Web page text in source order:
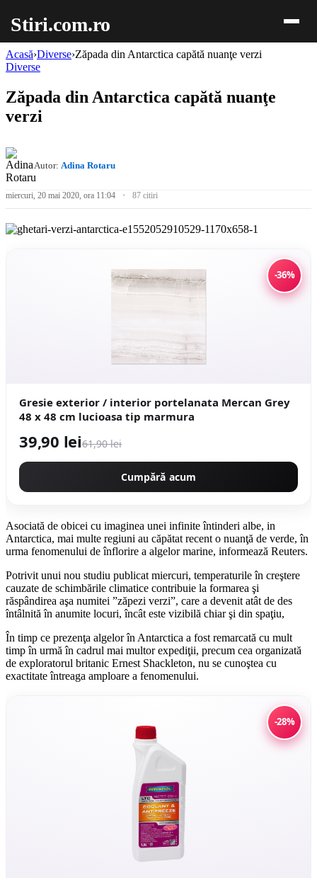
Stiri.com.ro
Acasă›Diverse›Zăpada din Antarctica capătă nuanţe verzi
Diverse
Zăpada din Antarctica capătă nuanţe
verzi
Autor: Adina Rotaru
miercuri, 20 mai 2020, ora 11:04 87 citiri
-36%
Gresie exterior / interior portelanata Mercan Grey
48 x 48 cm lucioasa tip marmura
39,90 lei61,90 lei
Cumpără acum
Asociată de obicei cu imaginea unei infinite întinderi albe, in
Antarctica, mai multe regiuni au căpătat recent o nuanţă de verde, în
urma fenomenului de înflorire a algelor marine, informează Reuters.
Potrivit unui nou studiu publicat miercuri, temperaturile în creştere
cauzate de schimbările climatice contribuie la formarea şi
răspândirea aşa numitei ”zăpezi verzi”, care a devenit atât de des
întâlnită în anumite locuri, încât este vizibilă chiar şi din spaţiu,
În timp ce prezenţa algelor în Antarctica a fost remarcată cu mult
timp în urmă în cadrul mai multor expediţii, precum cea organizată
de exploratorul britanic Ernest Shackleton, nu se cunoştea cu
exactitate întreaga amploare a fenomenului.
-28%